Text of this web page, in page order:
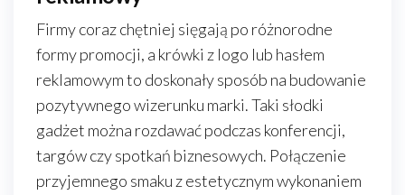
Firmy coraz chętniej sięgają po różnorodne
formy promocji, a krówki z logo lub hasłem
reklamowym to doskonały sposób na budowanie
pozytywnego wizerunku marki. Taki słodki
gadżet można rozdawać podczas konferencji,
targów czy spotkań biznesowych. Połączenie
przyjemnego smaku z estetycznym wykonaniem